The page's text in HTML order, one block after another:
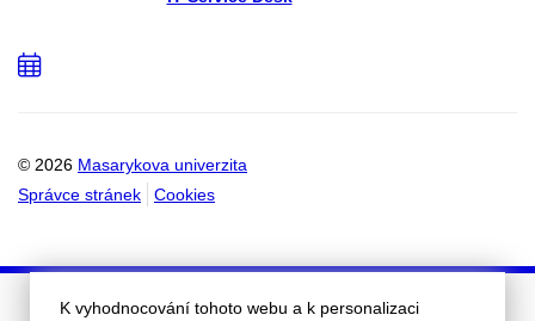
© 2026 Masarykova univerzita
Správce stránek
Cookies
Přidat
K vyhodnocování tohoto webu a k personalizaci